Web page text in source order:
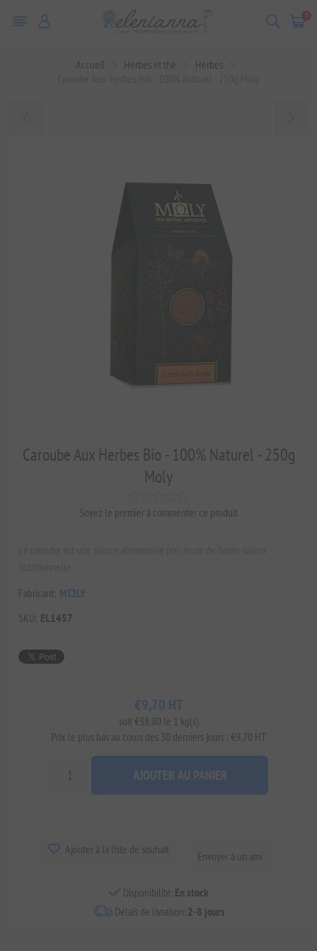
0
Accueil Herbes et thé
Herbes
Caroube Aux Herbes Bio - 100% Naturel - 250g
Moly
Soyez le premier à commenter ce produit
Fabricant: MΩLY
SKU: EL1457
€9,70 HT
soit €38,80 le 1 kg(s)
Prix ​​le plus bas au cours des 30 derniers jours : €9,70 HT
AJOUTER AU PANIER
Ajouter à la liste de souhait Envoyer à un ami
Disponibilité: En stock
Délais de livraison: 2-8 jours